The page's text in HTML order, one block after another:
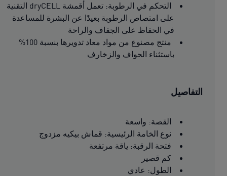
التحكم في الرطوبة: تعمل أقمشة dryCELL التقنية
على امتصاص الرطوبة بعيدًا عن البشرة للمساعدة
في الحفاظ على الجفاف والراحة
منتج مصنوع من مواد معاد تدويرها بنسبة 100%
باستثناء الحواف والزخارف
التفاصيل
القصة: واسعة
نوع الخامة الرئيسية: قماش بيكيه مزدوج
فتحة الرقبة: ياقة مرتفعة
كم قصير
الطول: عادي